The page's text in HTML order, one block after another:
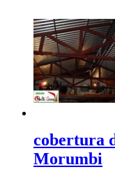
cobertura
Morumbi